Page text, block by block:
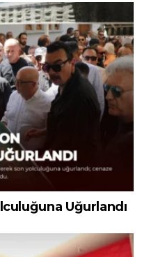
Uğurlandı